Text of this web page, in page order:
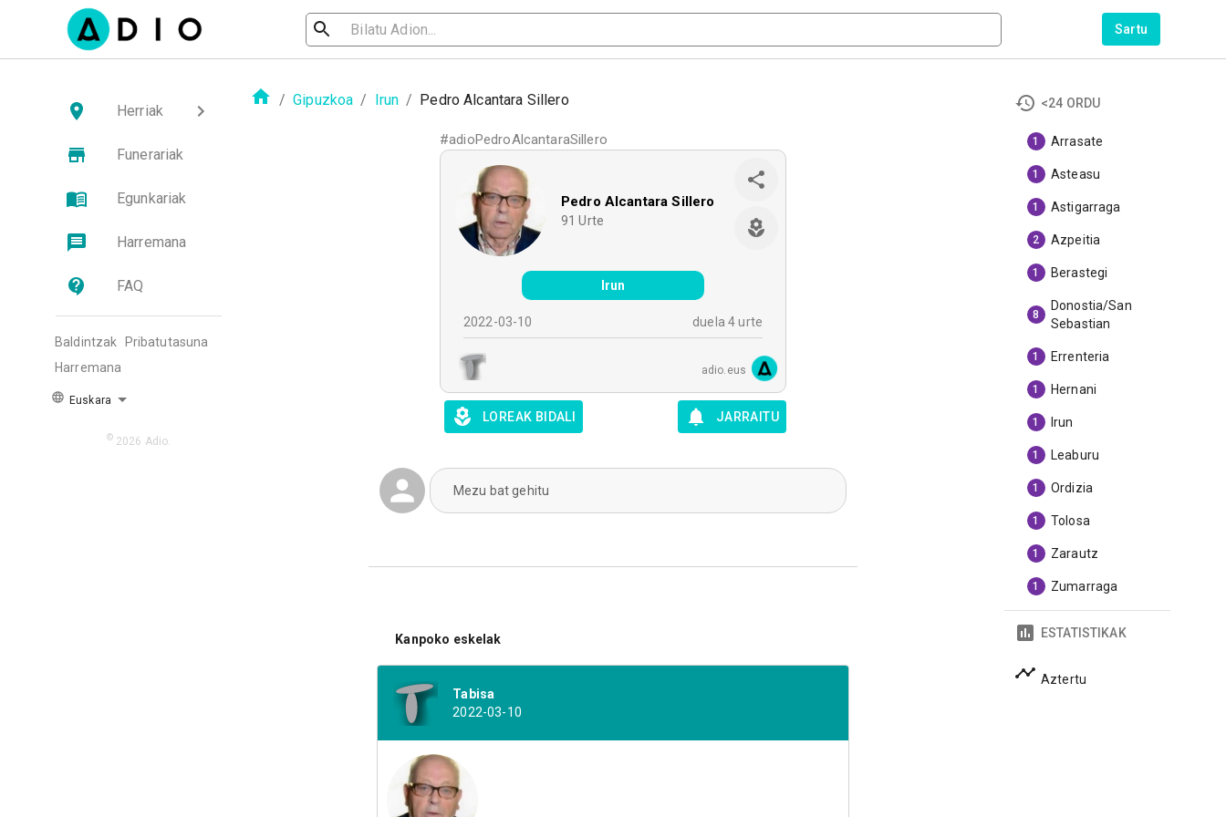
Sartu
Herriak
Funerariak
Egunkariak
Harremana
FAQ
Baldintzak
Pribatutasuna
Harremana
Euskara
© 2026 Adio.
/ Gipuzkoa / Irun / Pedro Alcantara Sillero
#adioPedroAlcantaraSillero
Pedro Alcantara Sillero
91 Urte
Irun
2022-03-10 duela 4 urte
adio.eus
LOREAK BIDALI JARRAITU
Mezu bat gehitu
Kanpoko eskelak
Tabisa
2022-03-10
<24 ORDU
1 Arrasate
1 Asteasu
1 Astigarraga
2 Azpeitia
1 Berastegi
8
Donostia/San
Sebastian
1 Errenteria
1 Hernani
1 Irun
1 Leaburu
1 Ordizia
1 Tolosa
1 Zarautz
1 Zumarraga
ESTATISTIKAK
Aztertu